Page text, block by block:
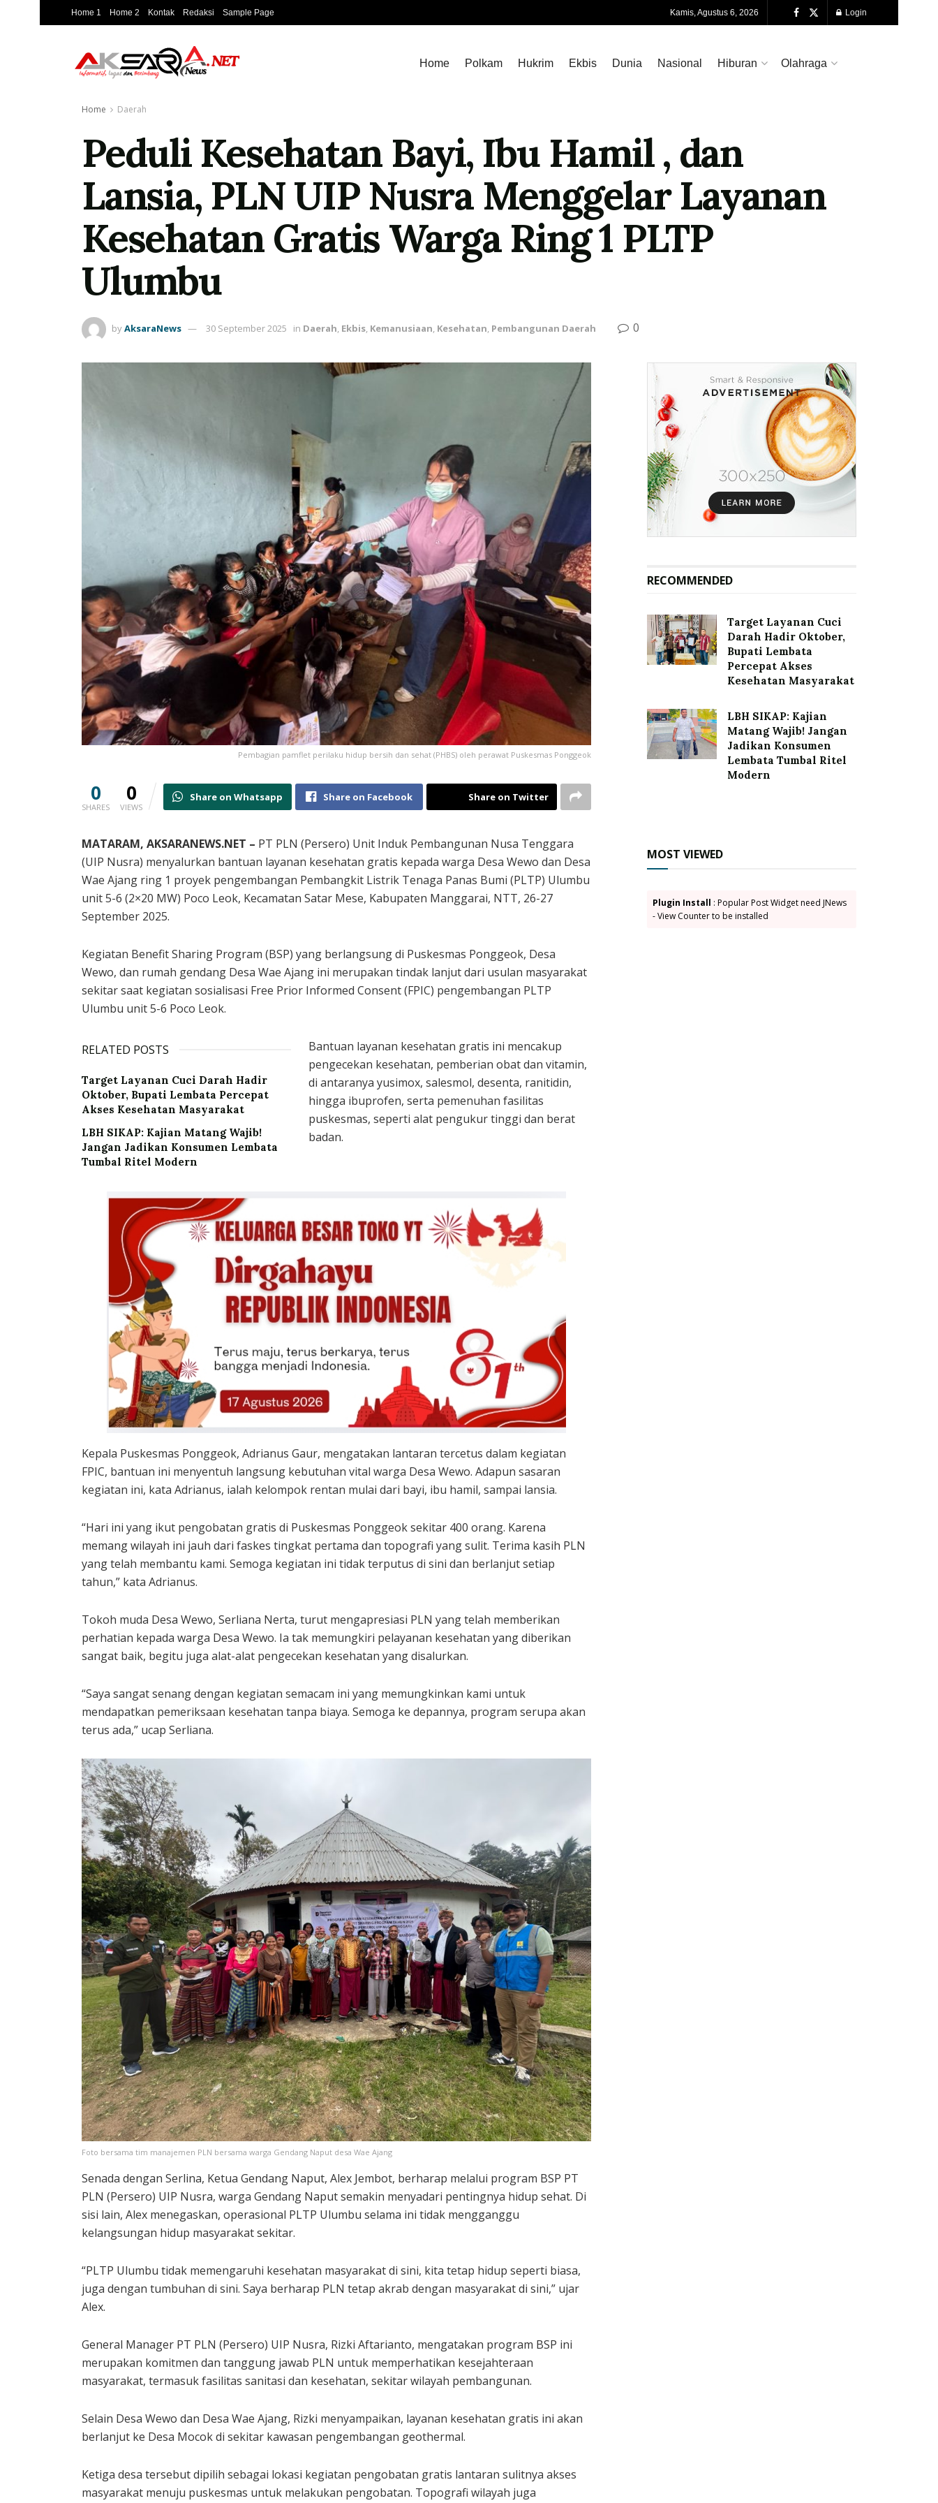
Home 1 Home 2 Kontak Redaksi Sample Page Kamis, Agustus 6, 2026 Login
Home Polkam Hukrim Ekbis Dunia Nasional Hiburan Olahraga
Home Daerah
Peduli Kesehatan Bayi, Ibu Hamil , dan
Lansia, PLN UIP Nusra Menggelar Layanan
Kesehatan Gratis Warga Ring 1 PLTP
Ulumbu
byAksaraNews 30 September 2025 in Daerah, Ekbis, Kemanusiaan, Kesehatan, Pembangunan Daerah 0
Pembagian pamflet perilaku hidup bersih dan sehat (PHBS) oleh perawat Puskesmas Ponggeok
0
SHARES
0
VIEWS
Share on Whatsapp Share on Facebook Share on Twitter
MATARAM, AKSARANEWS.NET – PT PLN (Persero) Unit Induk Pembangunan Nusa Tenggara
(UIP Nusra) menyalurkan bantuan layanan kesehatan gratis kepada warga Desa Wewo dan Desa
Wae Ajang ring 1 proyek pengembangan Pembangkit Listrik Tenaga Panas Bumi (PLTP) Ulumbu
unit 5-6 (2×20 MW) Poco Leok, Kecamatan Satar Mese, Kabupaten Manggarai, NTT, 26-27
September 2025.
Kegiatan Benefit Sharing Program (BSP) yang berlangsung di Puskesmas Ponggeok, Desa
Wewo, dan rumah gendang Desa Wae Ajang ini merupakan tindak lanjut dari usulan masyarakat
sekitar saat kegiatan sosialisasi Free Prior Informed Consent (FPIC) pengembangan PLTP
Ulumbu unit 5-6 Poco Leok.
RELATED POSTS
Target Layanan Cuci Darah Hadir
Oktober, Bupati Lembata Percepat
Akses Kesehatan Masyarakat
LBH SIKAP: Kajian Matang Wajib!
Jangan Jadikan Konsumen Lembata
Tumbal Ritel Modern
Bantuan layanan kesehatan gratis ini mencakup
pengecekan kesehatan, pemberian obat dan vitamin,
di antaranya yusimox, salesmol, desenta, ranitidin,
hingga ibuprofen, serta pemenuhan fasilitas
puskesmas, seperti alat pengukur tinggi dan berat
badan.
Kepala Puskesmas Ponggeok, Adrianus Gaur, mengatakan lantaran tercetus dalam kegiatan
FPIC, bantuan ini menyentuh langsung kebutuhan vital warga Desa Wewo. Adapun sasaran
kegiatan ini, kata Adrianus, ialah kelompok rentan mulai dari bayi, ibu hamil, sampai lansia.
“Hari ini yang ikut pengobatan gratis di Puskesmas Ponggeok sekitar 400 orang. Karena
memang wilayah ini jauh dari faskes tingkat pertama dan topografi yang sulit. Terima kasih PLN
yang telah membantu kami. Semoga kegiatan ini tidak terputus di sini dan berlanjut setiap
tahun,” kata Adrianus.
Tokoh muda Desa Wewo, Serliana Nerta, turut mengapresiasi PLN yang telah memberikan
perhatian kepada warga Desa Wewo. Ia tak memungkiri pelayanan kesehatan yang diberikan
sangat baik, begitu juga alat-alat pengecekan kesehatan yang disalurkan.
“Saya sangat senang dengan kegiatan semacam ini yang memungkinkan kami untuk
mendapatkan pemeriksaan kesehatan tanpa biaya. Semoga ke depannya, program serupa akan
terus ada,” ucap Serliana.
Foto bersama tim manajemen PLN bersama warga Gendang Naput desa Wae Ajang
Senada dengan Serlina, Ketua Gendang Naput, Alex Jembot, berharap melalui program BSP PT
PLN (Persero) UIP Nusra, warga Gendang Naput semakin menyadari pentingnya hidup sehat. Di
sisi lain, Alex menegaskan, operasional PLTP Ulumbu selama ini tidak mengganggu
kelangsungan hidup masyarakat sekitar.
“PLTP Ulumbu tidak memengaruhi kesehatan masyarakat di sini, kita tetap hidup seperti biasa,
juga dengan tumbuhan di sini. Saya berharap PLN tetap akrab dengan masyarakat di sini,” ujar
Alex.
General Manager PT PLN (Persero) UIP Nusra, Rizki Aftarianto, mengatakan program BSP ini
merupakan komitmen dan tanggung jawab PLN untuk memperhatikan kesejahteraan
masyarakat, termasuk fasilitas sanitasi dan kesehatan, sekitar wilayah pembangunan.
Selain Desa Wewo dan Desa Wae Ajang, Rizki menyampaikan, layanan kesehatan gratis ini akan
berlanjut ke Desa Mocok di sekitar kawasan pengembangan geothermal.
Ketiga desa tersebut dipilih sebagai lokasi kegiatan pengobatan gratis lantaran sulitnya akses
masyarakat menuju puskesmas untuk melakukan pengobatan. Topografi wilayah juga
RECOMMENDED
Target Layanan Cuci
Darah Hadir Oktober,
Bupati Lembata
Percepat Akses
Kesehatan Masyarakat
LBH SIKAP: Kajian
Matang Wajib! Jangan
Jadikan Konsumen
Lembata Tumbal Ritel
Modern
MOST VIEWED
Plugin Install : Popular Post Widget need JNews
- View Counter to be installed